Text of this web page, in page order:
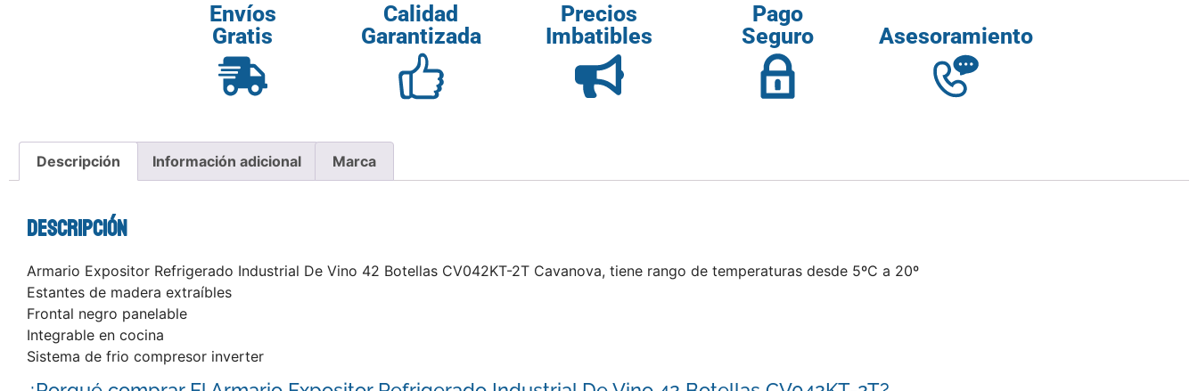
Envíos
Gratis
Calidad
Garantizada
Precios
Imbatibles
Pago
Seguro
Asesoramiento
Descripción Información adicional Marca
Descripción
Armario Expositor Refrigerado Industrial De Vino 42 Botellas CV042KT-2T Cavanova, tiene rango de temperaturas desde 5ºC a 20º
Estantes de madera extraíbles
Frontal negro panelable
Integrable en cocina
Sistema de frio compresor inverter